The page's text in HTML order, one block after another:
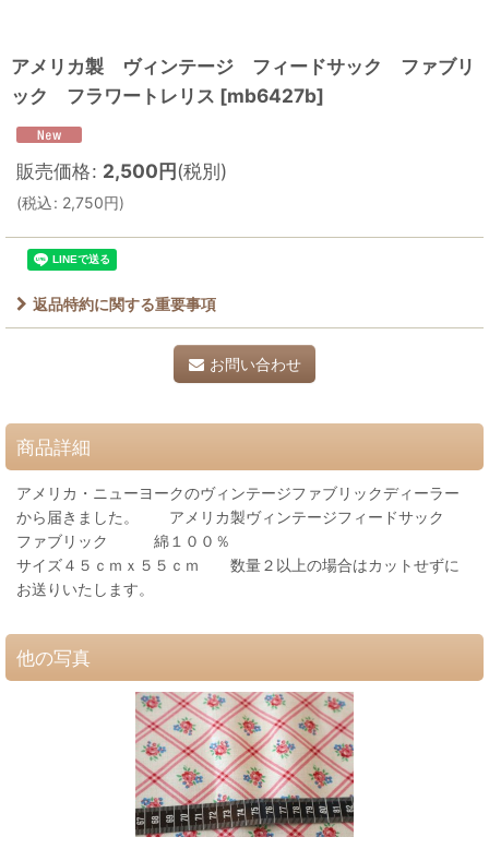
アメリカ製 ヴィンテージ フィードサック ファブリ
ック フラワートレリス [mb6427b]
販売価格: 2,500円(税別)
(税込: 2,750円)
返品特約に関する重要事項
お問い合わせ
商品詳細
アメリカ・ニューヨークのヴィンテージファブリックディーラー
から届きました。 アメリカ製ヴィンテージフィードサック
ファブリック 綿１００％
サイズ４５ｃｍｘ５５ｃｍ 数量２以上の場合はカットせずに
お送りいたします。
他の写真